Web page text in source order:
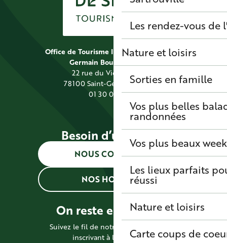
Les rendez-vous de
Nature et loisirs
Sorties en famille
Vos plus belles
randonnées
Vos plus beaux
Les lieux parfaits
réussi
Nature et loisirs
Carte coups de
Office de Tourisme Intercommunal Saint
Germain Boucles de Seine
22 rue du Vieil Abreuvoir
78100 Saint-Germain-en-Laye
01 30 09 39 89
Besoin d’une info ?
NOUS CONTACTER
NOS HORAIRES
On reste en contact !
Suivez le fil de notre actualité en vous
inscrivant à la newsletter